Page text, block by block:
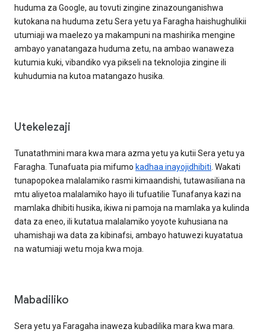
huduma za Google, au tovuti zingine zinazounganishwa
kutokana na huduma zetu Sera yetu ya Faragha haishughulikii
utumiaji wa maelezo ya makampuni na mashirika mengine
ambayo yanatangaza huduma zetu, na ambao wanaweza
kutumia kuki, vibandiko vya pikseli na teknolojia zingine ili
kuhudumia na kutoa matangazo husika.
Utekelezaji
Tunatathmini mara kwa mara azma yetu ya kutii Sera yetu ya
Faragha. Tunafuata pia mifumo kadhaa inayojidhibiti. Wakati
tunapopokea malalamiko rasmi kimaandishi, tutawasiliana na
mtu aliyetoa malalamiko hayo ili tufuatilie Tunafanya kazi na
mamlaka dhibiti husika, ikiwa ni pamoja na mamlaka ya kulinda
data za eneo, ili kutatua malalamiko yoyote kuhusiana na
uhamishaji wa data za kibinafsi, ambayo hatuwezi kuyatatua
na watumiaji wetu moja kwa moja.
Mabadiliko
Sera yetu ya Faragaha inaweza kubadilika mara kwa mara.